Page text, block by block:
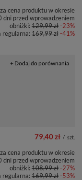
cena produktu w okresie
dni przed wprowadzeniem
obniżki:129,99 zł-23%
regularna:169,99 zł-41%
79,40 zł / szt.
cena produktu w okresie
dni przed wprowadzeniem
obniżki:108,99 zł-27%
regularna:169,99 zł-53%
+ Dodaj do porównania